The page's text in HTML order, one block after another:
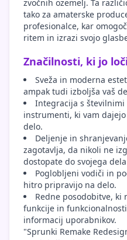
zvočnih ozemelj. Ta
tako za amaterske
profesionalce, kar
ritem in izrazi svojo
Značilnosti, ki jo
Sveža in moderna
ampak tudi izboljša vaš
Integracija s
instrumenti, ki vam
delo.
Deljenje in
zagotavlja, da nikoli ne
dostopate do svojega
Poglobljeni vodiči in
hitro pripravijo na delo.
Redne posodobitve, ki
funkcije in
informacij uporabnikov.
"Sprunki Remake